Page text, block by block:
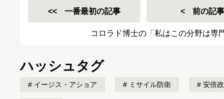
一番最初の記事 前の記事
コロラド博士の「私はこの分野は専
ハッシュタグ
イージス・アショア ミサイル防衛 安倍